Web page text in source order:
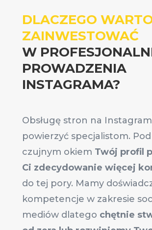
DLACZEGO
ZAINWESTOWAĆ
W
PROWADZENIA
INSTAGRAMA?
Obsługę stron na
powierzyć specjalistom.
czujnym okiem Twój profil
Ci zdecydowanie więcej
do tej pory. Mamy
kompetencje w zakresie
mediów dlatego chętnie